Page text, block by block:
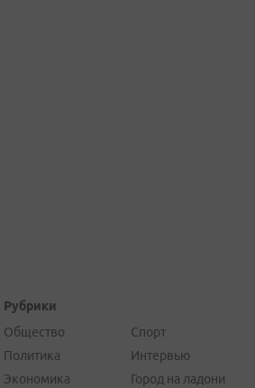
Рубрики
Общество
Политика
Экономика
Спорт
Интервью
Город на ладони